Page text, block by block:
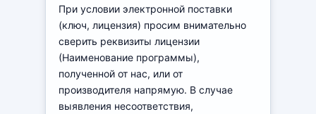
При условии электронной поставки
(ключ, лицензия) просим внимательно
сверить реквизиты лицензии
(Наименование программы),
полученной от нас, или от
производителя напрямую. В случае
выявления несоответствия,